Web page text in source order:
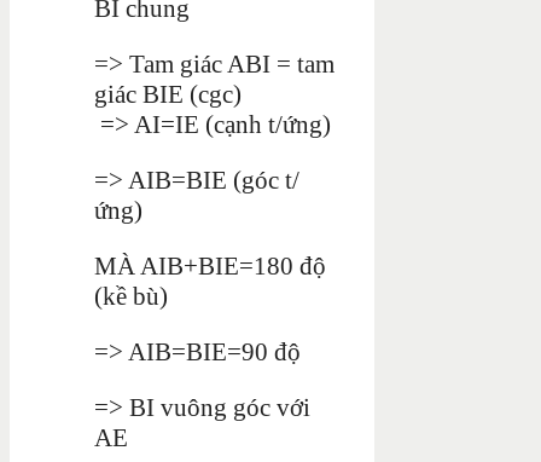
BI chung
=> Tam giác ABI = tam
giác BIE (cgc)
=> AI=IE (cạnh t/ứng)
=> AIB=BIE (góc t/
ứng)
MÀ AIB+BIE=180 độ
(kề bù)
=> AIB=BIE=90 độ
=> BI vuông góc với
AE